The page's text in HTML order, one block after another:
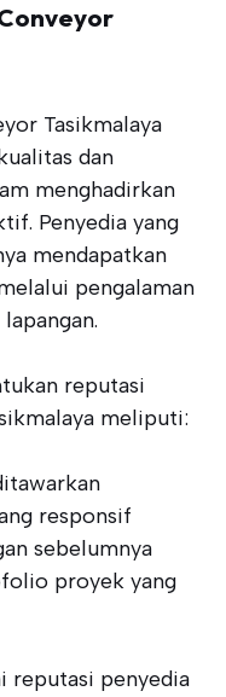
Tasikmalaya
dan
menghadirkan
Penyedia yang
mendapatkan
pengalaman
reputasi
meliputi:
responsif
sebelumnya
proyek yang
reputasi penyedia